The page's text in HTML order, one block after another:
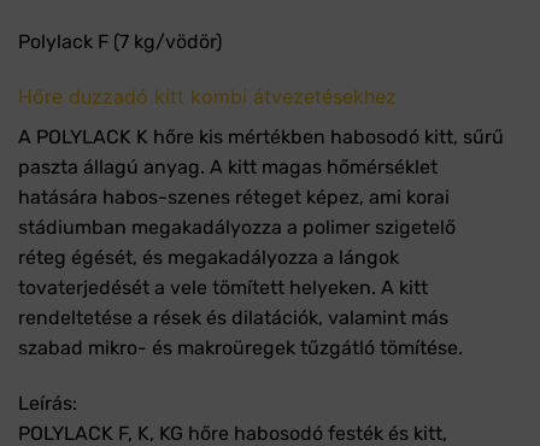
Polylack F (7 kg/vödör)
Hőre duzzadó kitt kombi átvezetésekhez
A POLYLACK K hőre kis mértékben habosodó kitt, sűrű
paszta állagú anyag. A kitt magas hőmérséklet
hatására habos-szenes réteget képez, ami korai
stádiumban megakadályozza a polimer szigetelő
réteg égését, és megakadályozza a lángok
tovaterjedését a vele tömített helyeken. A kitt
rendeltetése a rések és dilatációk, valamint más
szabad mikro- és makroüregek tűzgátló tömítése.
Leírás:
POLYLACK F, K, KG hőre habosodó festék és kitt,